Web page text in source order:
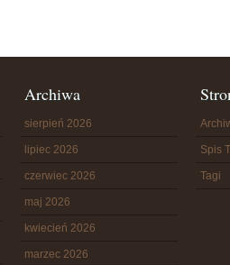
Archiwa
sierpień 2026
lipiec 2026
czerwiec 2026
maj 2026
kwiecień 2026
marzec 2026
Spis
Tagi